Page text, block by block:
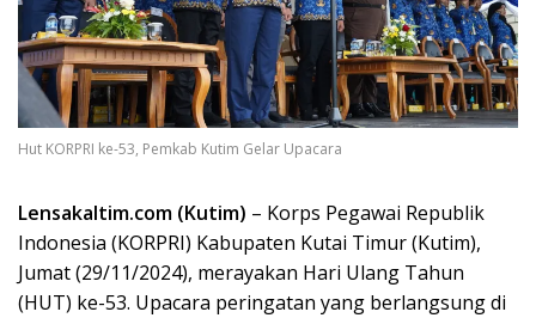
Hut KORPRI ke-53, Pemkab Kutim Gelar Upacara
Lensakaltim.com (Kutim) – Korps Pegawai Republik
Indonesia (KORPRI) Kabupaten Kutai Timur (Kutim),
Jumat (29/11/2024), merayakan Hari Ulang Tahun
(HUT) ke-53. Upacara peringatan yang berlangsung di